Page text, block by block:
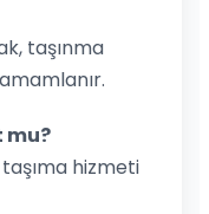
taşınma
mu?
hizmeti